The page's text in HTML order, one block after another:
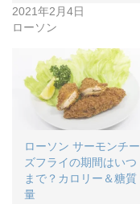
2021年2月4日
ローソン
ローソン サーモンチー
ズフライの期間はいつ
まで？カロリー＆糖質
量